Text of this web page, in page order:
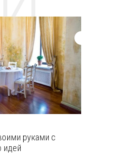
руками с
идей